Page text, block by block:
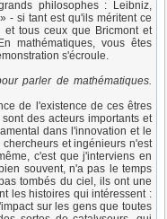
philosophes : Leibniz,
- si tant est qu'ils méritent ce
tous ceux que Bricmont et
mathématiques, vous êtes
s'écroule.
parler de mathématiques.
de l'existence de ces êtres
des acteurs importants et
dans l'innovation et le
et ingénieurs n'est
c'est que j'interviens en
souvent, n'a pas le temps
tombés du ciel, ils ont une
les histoires qui intéressent :
sur les gens que toutes